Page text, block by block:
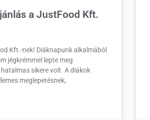
a JustFood Kft.
Kft.-nek! Diáknapunk alkalmából
jégkrémmel lepte meg
sikere volt. A diákok
meglepetésnek,